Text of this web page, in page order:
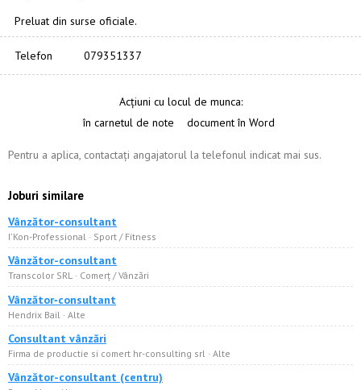
Preluat din surse oficiale.
Telefon 079351337
Acțiuni cu locul de munca:
în carnetul de note
document în Word
Pentru a aplica, contactați angajatorul la telefonul indicat mai sus.
Joburi similare
Vânzător-consultant
I'Kon-Professional · Sport / Fitness
Vânzător-consultant
Transcolor SRL · Comerț / Vânzări
Vânzător‑consultant
Hendrix Bail · Alte
Consultant vânzări
Firma de productie si comert hr-consulting srl · Alte
Vânzător-consultant (centru)